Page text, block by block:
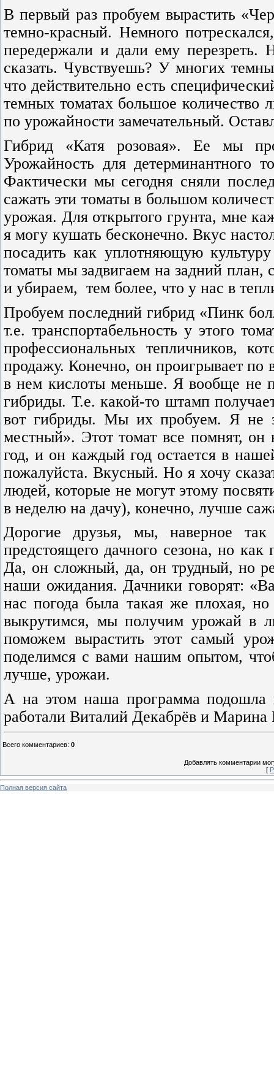
В первый раз пробуем вырастить
темно-красный. Немного
передержали и дали ему
сказать. Чувствуешь? У многих
что действительно есть
темных томатах большое количество
по урожайности замечательный.
Гибрид «Катя розовая». Ее мы
Урожайность для детерминантного
Фактически мы сегодня сняли
сажать эти томаты в большом
урожая. Для открытого грунта, мне
я могу кушать бесконечно. Вкус
посадить как уплотняющую
томаты мы задвигаем на задний
и убираем, тем более, что у нас в
Пробуем последний гибрид «Пинк
т.е. транспортабельность у этого
профессиональных тепличников,
продажу. Конечно, он проигрывает по
в нем кислоты меньше. Я вообще не
гибриды. Т.е. какой-то штамп
вот гибриды. Мы их пробуем. Я не
местный». Этот томат все помнят,
год, и он каждый год остается в
пожалуйста. Вкусный. Но я хочу
людей, которые не могут этому
в неделю на дачу), конечно, лучше
Дорогие друзья, мы, наверное
предстоящего дачного сезона, но
Да, он сложный, да, он трудный, но
наши ожидания. Дачники говорят:
нас погода была такая же плохая,
выкрутимся, мы получим урожай в
поможем вырастить этот самый
поделимся с вами нашим опытом,
лучше, урожаи.
А на этом наша программа подошла
работали Виталий Декабрёв и
Всего комментариев: 0
Добавлять комментарии
[
Полная версия сайта